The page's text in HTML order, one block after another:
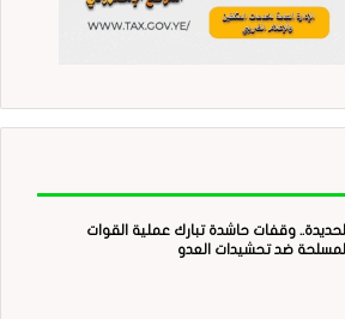
الحديدة.. وقفات حاشدة تبارك عملية القوات
المسلحة ضد تحشيدات العدو